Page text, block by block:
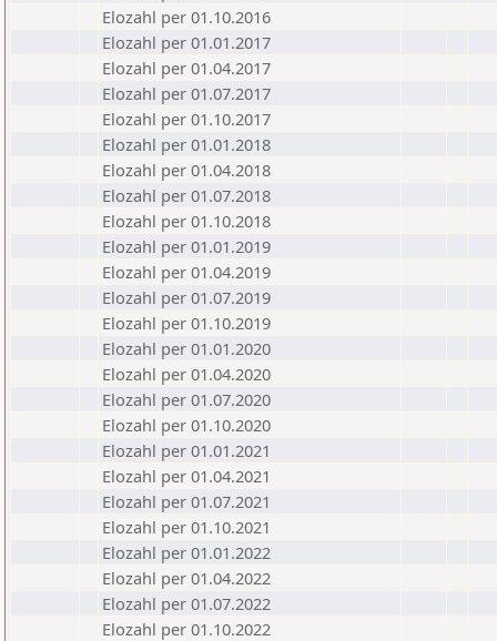
Elozahl per 01.10.2016
Elozahl per 01.01.2017
Elozahl per 01.04.2017
Elozahl per 01.07.2017
Elozahl per 01.10.2017
Elozahl per 01.01.2018
Elozahl per 01.04.2018
Elozahl per 01.07.2018
Elozahl per 01.10.2018
Elozahl per 01.01.2019
Elozahl per 01.04.2019
Elozahl per 01.07.2019
Elozahl per 01.10.2019
Elozahl per 01.01.2020
Elozahl per 01.04.2020
Elozahl per 01.07.2020
Elozahl per 01.10.2020
Elozahl per 01.01.2021
Elozahl per 01.04.2021
Elozahl per 01.07.2021
Elozahl per 01.10.2021
Elozahl per 01.01.2022
Elozahl per 01.04.2022
Elozahl per 01.07.2022
Elozahl per 01.10.2022